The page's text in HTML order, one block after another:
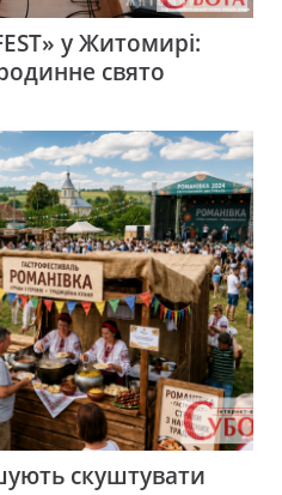
у Житомирі:
свято
скуштувати